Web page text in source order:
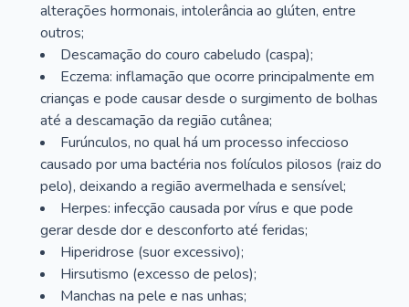
alterações hormonais, intolerância ao glúten, entre
outros;
Descamação do couro cabeludo (caspa);
Eczema: inflamação que ocorre principalmente em
crianças e pode causar desde o surgimento de bolhas
até a descamação da região cutânea;
Furúnculos, no qual há um processo infeccioso
causado por uma bactéria nos folículos pilosos (raiz do
pelo), deixando a região avermelhada e sensível;
Herpes: infecção causada por vírus e que pode
gerar desde dor e desconforto até feridas;
Hiperidrose (suor excessivo);
Hirsutismo (excesso de pelos);
Manchas na pele e nas unhas;